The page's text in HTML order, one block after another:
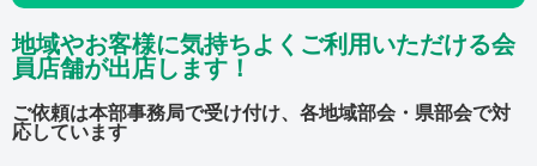
地域やお客様に気持ちよくご利用いただける会
員店舗が出店します！
ご依頼は本部事務局で受け付け、各地域部会・県部会で対
応しています